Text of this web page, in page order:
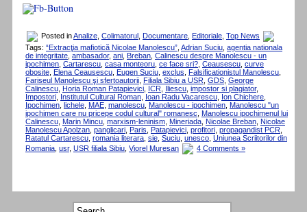
Posted inAnalize Colimatorul Documentare Editoriale Top News
Tags: “Extracţia mafiotică Nicolae Manolescu” Adrian Suciu agentia nationala
de integritate ambasador, ani Breban Calinescu despre Manolescu - un
ipochimen Cartarescu casa monteoru ce face sri? Ceausescu curve
obosite
Elena Ceausescu Eugen Suciu exclus Falsificationistul Manolescu
Fariseul Manolescu şi sfertoautorii
Filiala Sibiu a USR GDS George
Calinescu
Horia Roman Patapievici ICR Iliescu impostor si plagiator,
Impostori
Institutul Cultural Roman Ioan Radu Vacarescu Ion Chichere
Ipochimen
lichele MAE manolescu Manolescu - ipochimen Manolescu "un
ipochimen care nu pricepe codul cultural" romanesc
Manolescu ipochimenul lui
Calinescu Marin Mincu marxism-leninism Mineriada Nicolae Breban Nicolae
Manolescu Apolzan panglicari Paris Patapievici profitori propagandist PCR
Ratatul Cartarescu romania literara sie Suciu unesco Uniunea Scriitorilor din
Romania usr, USR filiala Sibiu Viorel Muresan 4 Comments »